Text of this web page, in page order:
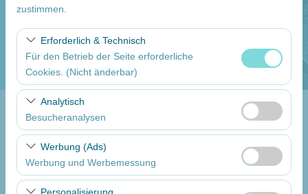
zustimmen.
Erforderlich & Technisch
Für den Betrieb der Seite erforderliche
Cookies. (Nicht änderbar)
Diese Cookies sind für das ordnungsgemäße
Funktionieren der Website, die Sicherheit, die
Sitzungsverwaltung und grundlegende Funktionen
erforderlich. Sie können nicht deaktiviert werden.
Analytisch
Besucheranalysen
Diese Cookies ermöglichen es uns, zu analysieren, wie
unsere Website genutzt wird (Besucherzahl,
meistbesuchte Seiten, Nutzerverhalten). Diese Daten
werden verwendet, um die Leistung der Website zu
Werbung (Ads)
Werbung und Werbemessung
Diese Cookies ermöglichen es uns, Ihnen auf Ihre
Eine andere Rückgabestation auswählen
Abholdatum
09:00
Return date